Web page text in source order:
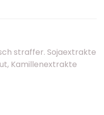
straffer. Sojaextrakte
Kamillenextrakte